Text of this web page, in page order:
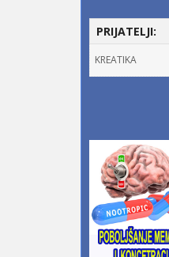
PRIJATELJI:
KREATIKA